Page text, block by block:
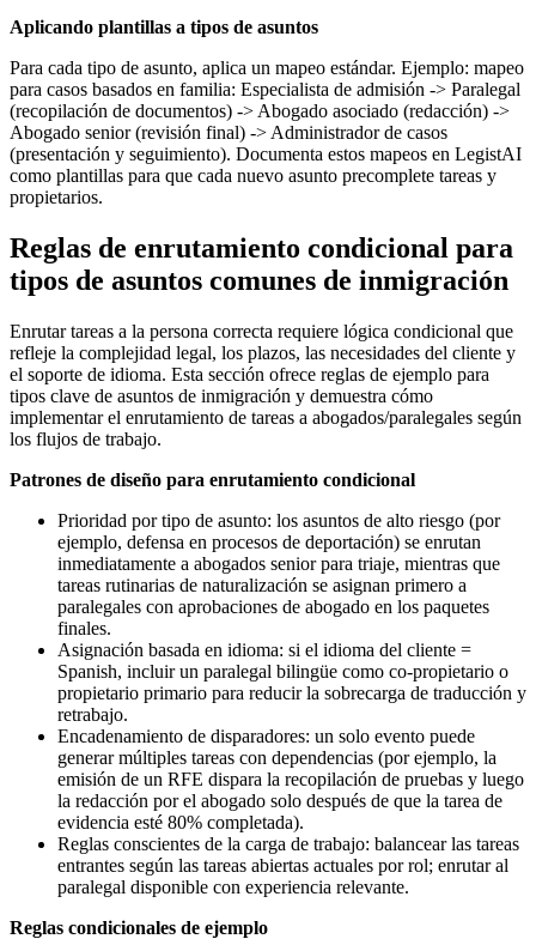
Aplicando plantillas a tipos de asuntos
Para cada tipo de asunto, aplica un mapeo estándar. Ejemplo: mapeo
para casos basados en familia: Especialista de admisión -> Paralegal
(recopilación de documentos) -> Abogado asociado (redacción) ->
Abogado senior (revisión final) -> Administrador de casos
(presentación y seguimiento). Documenta estos mapeos en LegistAI
como plantillas para que cada nuevo asunto precomplete tareas y
propietarios.
Reglas de enrutamiento condicional para
tipos de asuntos comunes de inmigración
Enrutar tareas a la persona correcta requiere lógica condicional que
refleje la complejidad legal, los plazos, las necesidades del cliente y
el soporte de idioma. Esta sección ofrece reglas de ejemplo para
tipos clave de asuntos de inmigración y demuestra cómo
implementar el enrutamiento de tareas a abogados/paralegales según
los flujos de trabajo.
Patrones de diseño para enrutamiento condicional
Prioridad por tipo de asunto: los asuntos de alto riesgo (por
ejemplo, defensa en procesos de deportación) se enrutan
inmediatamente a abogados senior para triaje, mientras que
tareas rutinarias de naturalización se asignan primero a
paralegales con aprobaciones de abogado en los paquetes
finales.
Asignación basada en idioma: si el idioma del cliente =
Spanish, incluir un paralegal bilingüe como co-propietario o
propietario primario para reducir la sobrecarga de traducción y
retrabajo.
Encadenamiento de disparadores: un solo evento puede
generar múltiples tareas con dependencias (por ejemplo, la
emisión de un RFE dispara la recopilación de pruebas y luego
la redacción por el abogado solo después de que la tarea de
evidencia esté 80% completada).
Reglas conscientes de la carga de trabajo: balancear las tareas
entrantes según las tareas abiertas actuales por rol; enrutar al
paralegal disponible con experiencia relevante.
Reglas condicionales de ejemplo